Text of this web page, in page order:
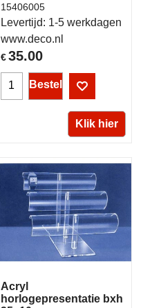
€35.00
15406005
Levertijd: 1-5 werkdagen
www.deco.nl
Bestel
Klik hier
Acryl
horlogepresentatie bxh